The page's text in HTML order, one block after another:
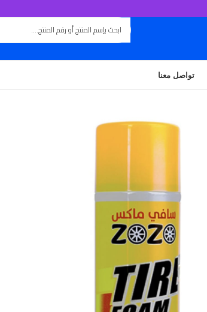
تواصل معنا